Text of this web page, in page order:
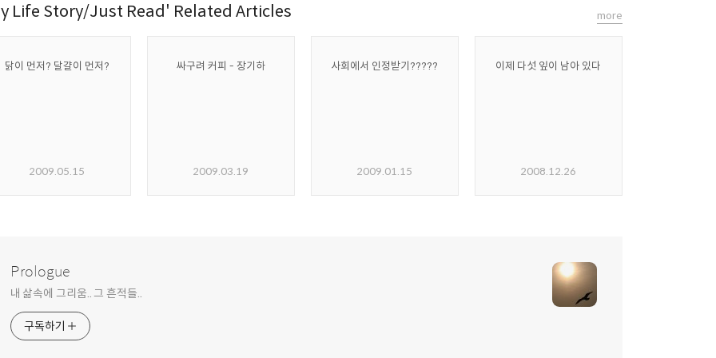
Life Story/Just Read' Related Articles
닭이 먼저? 달걀이 먼저?
2009.05.15
싸구려 커피 - 장기하
2009.03.19
사회에서 인정받기?????
2009.01.15
이제 다섯 잎이 남아 있다
2008.12.26
more
Prologue
내 삶속에 그리움.. 그 흔적들..
구독하기